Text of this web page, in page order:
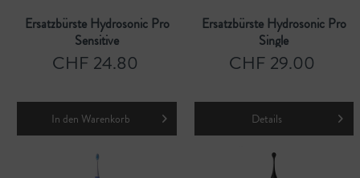
Ersatzbürste Hydrosonic Pro
Sensitive
CHF 24.80
In den Warenkorb
Ersatzbürste Hydrosonic Pro
Single
CHF 29.00
Details